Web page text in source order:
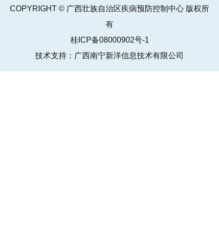
COPYRIGHT © 广西壮族自治区疾病预防控制中心 版权所
有
桂ICP备08000902号-1
技术支持：广西南宁新洋信息技术有限公司